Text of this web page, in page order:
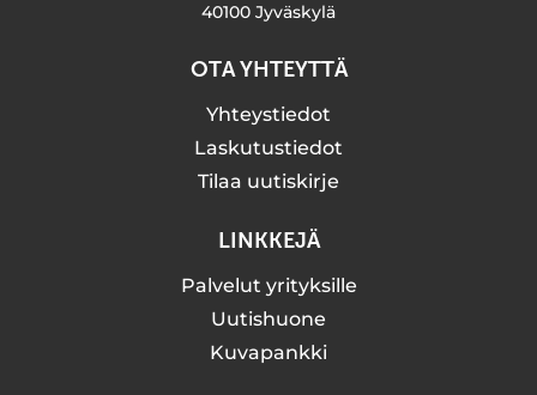
40100 Jyväskylä
OTA YHTEYTTÄ
Yhteystiedot
Laskutustiedot
Tilaa uutiskirje
LINKKEJÄ
Palvelut yrityksille
Uutishuone
Kuvapankki